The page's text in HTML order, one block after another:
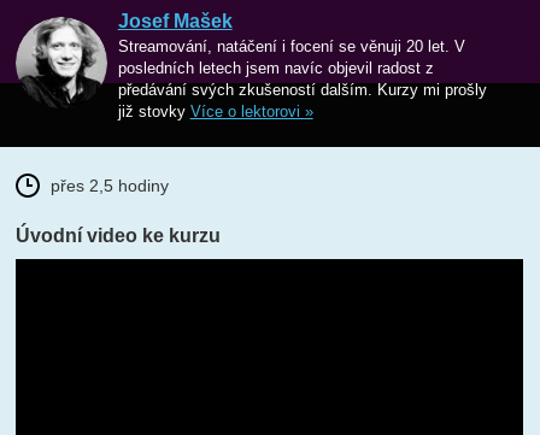
Josef Mašek
Streamování, natáčení i focení se věnuji 20 let. V
posledních letech jsem navíc objevil radost z
předávání svých zkušeností dalším. Kurzy mi prošly
již stovky Více o lektorovi »
přes 2,5 hodiny
Úvodní video ke kurzu